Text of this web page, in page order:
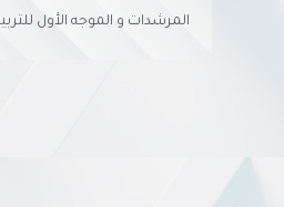
المرشدات و الموجه الأول